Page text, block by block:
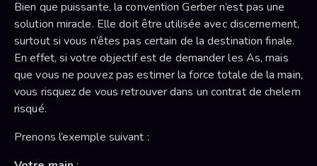
Bien que puissante, la convention Gerber n’est pas une
solution miracle. Elle doit être utilisée avec discernement,
surtout si vous n’êtes pas certain de la destination finale.
En effet, si votre objectif est de demander les As, mais
que vous ne pouvez pas estimer la force totale de la main,
vous risquez de vous retrouver dans un contrat de chelem
risqué.
Prenons l’exemple suivant :